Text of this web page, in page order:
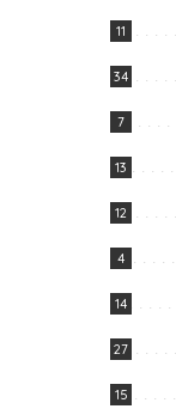
11
34
7
13
12
4
14
27
15